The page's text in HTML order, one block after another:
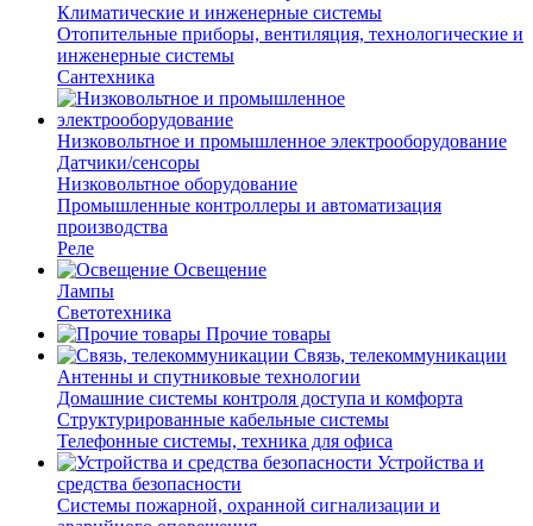
Климатические и инженерные системы
Отопительные приборы, вентиляция, технологические и
инженерные системы
Сантехника
Низковольтное и промышленное электрооборудование
Датчики/сенсоры
Низковольтное оборудование
Промышленные контроллеры и автоматизация
производства
Реле
Освещение
Лампы
Светотехника
Прочие товары
Связь, телекоммуникации
Антенны и спутниковые технологии
Домашние системы контроля доступа и комфорта
Структурированные кабельные системы
Телефонные системы, техника для офиса
Устройства и
средства безопасности
Системы пожарной, охранной сигнализации и